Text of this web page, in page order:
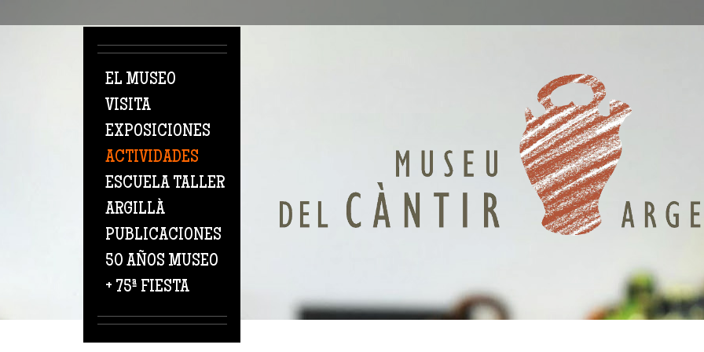
EL MUSEO
VISITA
EXPOSICIONES
ACTIVIDADES
ESCUELA TALLER
ARGILLÀ
PUBLICACIONES
50 AÑOS MUSEO
+ 75ª FIESTA